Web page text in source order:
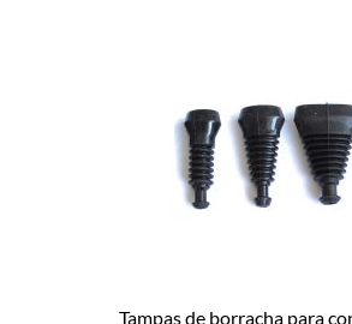
Tampas de borracha para